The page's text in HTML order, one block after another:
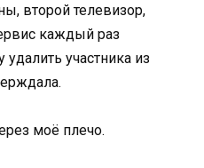
второй телевизор,
каждый раз
участника из
моё плечо.